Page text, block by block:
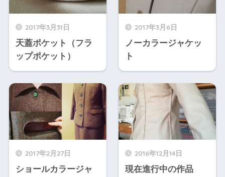
2017年3月31日
天蓋ポケット（フラ
ップポケット）
2017年3月6日
ノーカラージャケッ
ト
2017年2月27日
ショールカラージャ
2016年12月14日
現在進行中の作品